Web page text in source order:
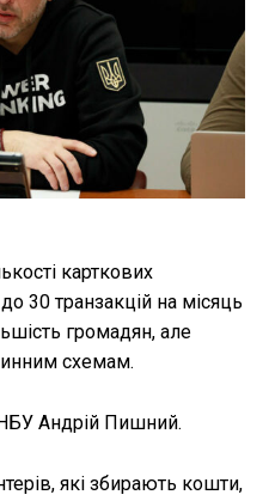
карткових
30 транзакцій на місяць
громадян, але
схемам.
Андрій Пишний.
які збирають кошти,